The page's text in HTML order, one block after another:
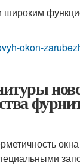
широким
okon-